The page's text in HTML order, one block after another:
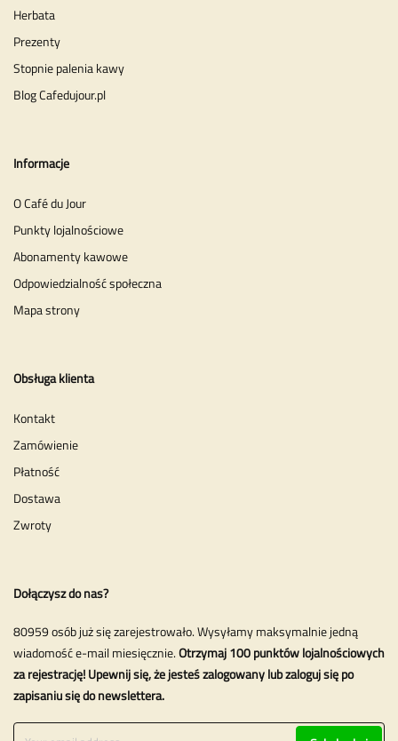
Herbata
Prezenty
Stopnie palenia kawy
Blog Cafedujour.pl
Informacje
O Café du Jour
Punkty lojalnościowe
Abonamenty kawowe
Odpowiedzialność społeczna
Mapa strony
Obsługa klienta
Kontakt
Zamówienie
Płatność
Dostawa
Zwroty
Dołączysz do nas?
80959 osób już się zarejestrowało. Wysyłamy maksymalnie jedną
wiadomość e-mail miesięcznie.Otrzymaj 100 punktów lojalnościowych
za rejestrację! Upewnij się, że jesteś zalogowany lub zaloguj się po
zapisaniu się do newslettera.